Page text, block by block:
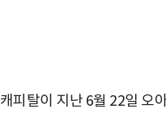
피탈이 지난 6월 22일 오